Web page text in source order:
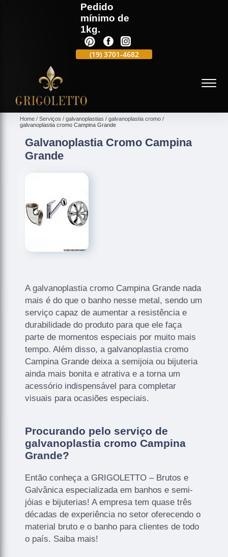
Pedido
mínimo de
1kg.
(19) 3701-4682 (19)
Home Serviços galvanoplastias
galvanoplastia cromo
galvanoplastia cromo Campina Grande
Galvanoplastia Cromo Campina
Grande
A galvanoplastia cromo Campina Grande nada
mais é do que o banho nesse metal, sendo um
serviço capaz de aumentar a resistência e
durabilidade do produto para que ele faça
parte de momentos especiais por muito mais
tempo. Além disso, a galvanoplastia cromo
Campina Grande deixa a semijoia ou bijuteria
ainda mais bonita e atrativa e a torna um
acessório indispensável para completar
visuais para ocasiões especiais.
Procurando pelo serviço de
galvanoplastia cromo Campina
Grande?
Então conheça a GRIGOLETTO – Brutos e
Galvânica especializada em banhos e semi-
jóias e bijuterias! A empresa tem quase três
décadas de experiência no setor oferecendo o
material bruto e o banho para clientes de todo
o país. Saiba mais!